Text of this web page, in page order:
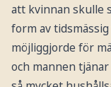
att kvinnan skulle
form av
möjliggjorde för
och mannen